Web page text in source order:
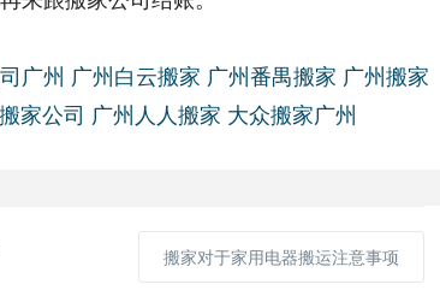
广州 广州白云搬家 广州番禺搬家 广州搬家
家公司 广州人人搬家 大众搬家广州
搬家对于家用电器搬运注意事项